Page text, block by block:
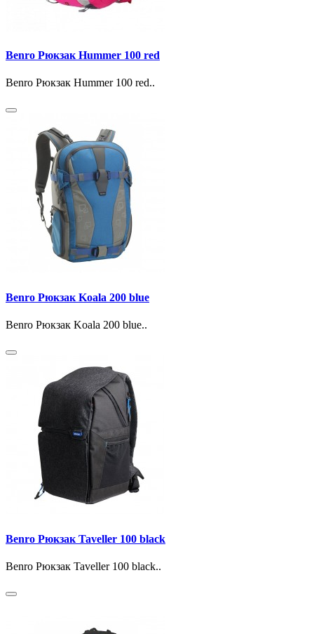
Benro Рюкзак Hummer 100 red
Benro Рюкзак Hummer 100 red..
Benro Рюкзак Koala 200 blue
Benro Рюкзак Koala 200 blue..
Benro Рюкзак Taveller 100 black
Benro Рюкзак Taveller 100 black..